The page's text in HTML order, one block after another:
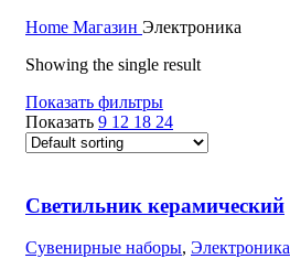
Home Магазин Электроника
Showing the single result
Показать фильтры
Показать 9 12 18 24
Светильник керамический
Сувенирные наборы, Электроника